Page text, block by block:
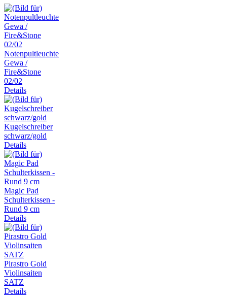
Notenpultleuchte
Gewa /
Fire&Stone
02/02
Details
Kugelschreiber
schwarz/gold
Details
Magic Pad
Schulterkissen -
Rund 9 cm
Details
Pirastro Gold
Violinsaiten
SATZ
Details